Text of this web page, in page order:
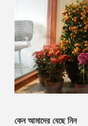
কেন আমাদের বেছে নিন